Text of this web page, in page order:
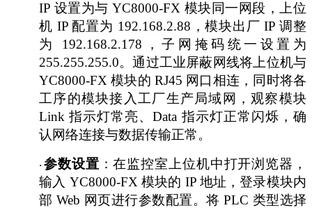
IP 设置为与 YC8000-FX 模块同一网段，上位
机 IP 配置为 192.168.2.88，模块出厂 IP 调整
为 192.168.2.178，子网掩码统一设置为
255.255.255.0。通过工业屏蔽网线将上位机与
YC8000-FX 模块的 RJ45 网口相连，同时将各
工序的模块接入工厂生产局域网，观察模块
Link 指示灯常亮、Data 指示灯正常闪烁，确
认网络连接与数据传输正常。
· 参数设置 ：在监控室上位机中打开浏览器，
输入 YC8000-FX 模块的 IP 地址，登录模块内
部 Web 网页进行参数配置。将 PLC 类型选择